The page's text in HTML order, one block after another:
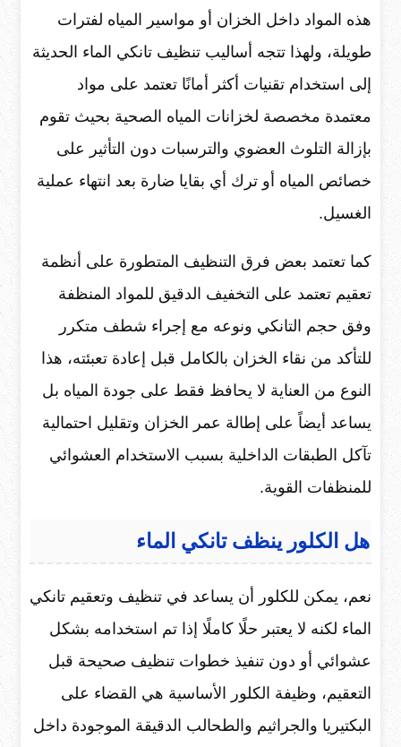
هذه المواد داخل الخزان أو مواسير المياه لفترات
طويلة، ولهذا تتجه أساليب تنظيف تانكي الماء الحديثة
إلى استخدام تقنيات أكثر أمانًا تعتمد على مواد
معتمدة مخصصة لخزانات المياه الصحية بحيث تقوم
بإزالة التلوث العضوي والترسبات دون التأثير على
خصائص المياه أو ترك أي بقايا ضارة بعد انتهاء عملية
الغسيل.
كما تعتمد بعض فرق التنظيف المتطورة على أنظمة
تعقيم تعتمد على التخفيف الدقيق للمواد المنظفة
وفق حجم التانكي ونوعه مع إجراء شطف متكرر
للتأكد من نقاء الخزان بالكامل قبل إعادة تعبئته، هذا
النوع من العناية لا يحافظ فقط على جودة المياه بل
يساعد أيضاً على إطالة عمر الخزان وتقليل احتمالية
تآكل الطبقات الداخلية بسبب الاستخدام العشوائي
للمنظفات القوية.
هل الكلور ينظف تانكي الماء
نعم، يمكن للكلور أن يساعد في تنظيف وتعقيم تانكي
الماء لكنه لا يعتبر حلًا كاملًا إذا تم استخدامه بشكل
عشوائي أو دون تنفيذ خطوات تنظيف صحيحة قبل
التعقيم، وظيفة الكلور الأساسية هي القضاء على
البكتيريا والجراثيم والطحالب الدقيقة الموجودة داخل